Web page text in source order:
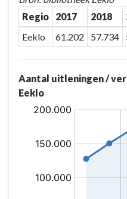
Regio
2017 2018
Eeklo
61.202 57.734
Aantal uitleningen /
Eeklo